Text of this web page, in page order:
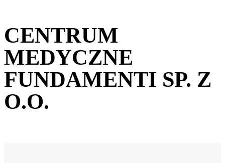
CENTRUM
MEDYCZNE
FUNDAMENTI SP. Z
O.O.